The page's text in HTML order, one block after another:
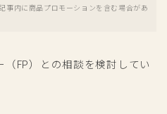
事内に商品プロモーションを含む場合があ
FP）との相談を検討してい